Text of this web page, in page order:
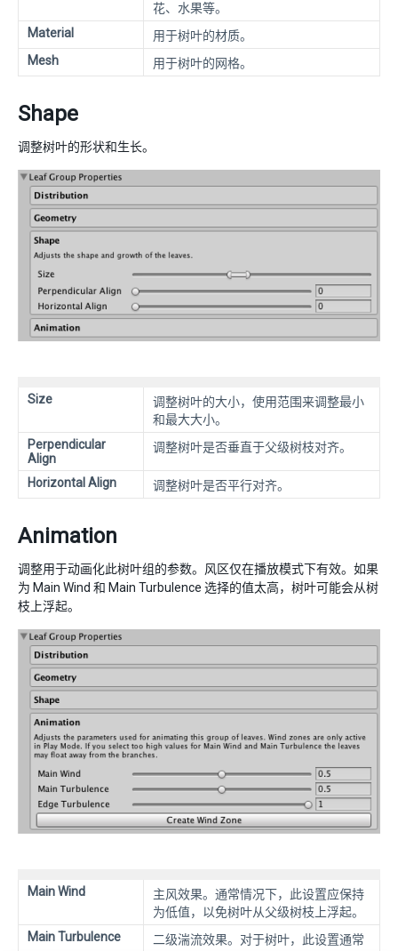
花、水果等。
Material
用于树叶的材质。
Mesh
用于树叶的网格。
Shape
调整树叶的形状和生长。
Size
调整树叶的大小，使用范围来调整最小
和最大大小。
Perpendicular
Align
调整树叶是否垂直于父级树枝对齐。
Horizontal Align 调整树叶是否平行对齐。
Animation
调整用于动画化此树叶组的参数。风区仅在播放模式下有效。如果
为 Main Wind 和 Main Turbulence 选择的值太高，树叶可能会从树
枝上浮起。
Main Wind
主风效果。通常情况下，此设置应保持
为低值，以免树叶从父级树枝上浮起。
Main Turbulence
二级湍流效果。对于树叶，此设置通常